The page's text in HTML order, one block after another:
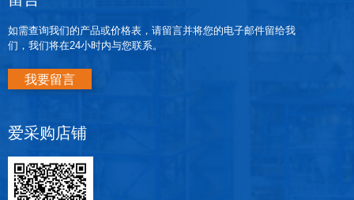
如需查询我们的产品或价格表，请留言并将您的电子邮件留给我
们，我们将在24小时内与您联系。
我要留言
爱采购店铺